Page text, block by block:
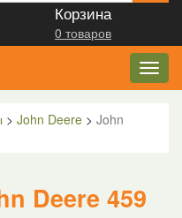
Корзина
0 товаров
> John Deere > John
Deere 459